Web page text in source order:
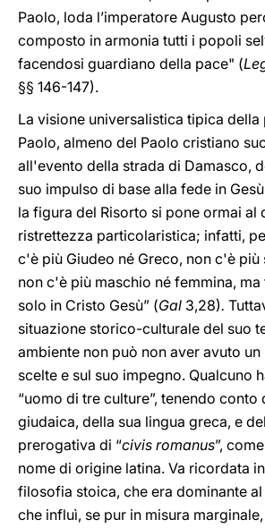
Paolo, loda l’imperatore Augusto
composto in armonia tutti i popoli
facendosi guardiano della pace" (
§§ 146-147).
La visione universalistica tipica della
Paolo, almeno del Paolo cristiano
all'evento della strada di Damasco,
suo impulso di base alla fede in
la figura del Risorto si pone ormai al
ristrettezza particolaristica; infatti,
c'è più Giudeo né Greco, non c'è più
non c'è più maschio né femmina, ma
solo in Cristo Gesù” (Gal 3,28).
situazione storico-culturale del suo
ambiente non può non aver avuto
scelte e sul suo impegno. Qualcuno
“uomo di tre culture”, tenendo conto
giudaica, della sua lingua greca, e
prerogativa di “civis romanus”,
nome di origine latina. Va ricordata
filosofia stoica, che era dominante
che influì, se pur in misura